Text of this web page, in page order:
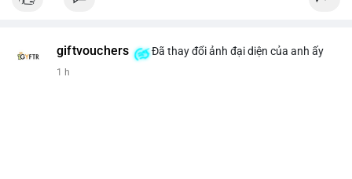
giftvouchers Đã thay đổi ảnh đại diện của anh ấy
1 h